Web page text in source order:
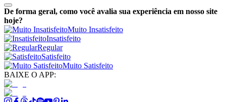
De forma geral, como você avalia sua experiência em nosso site
hoje?
Muito Insatisfeito
Insatisfeito
Regular
Satisfeito
Muito Satisfeito
BAIXE O APP: